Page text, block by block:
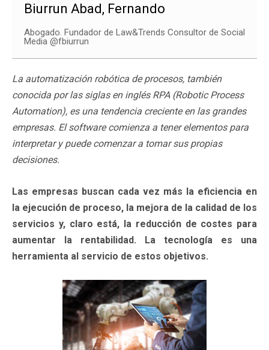
Biurrun Abad, Fernando
Abogado. Fundador de Law&Trends Consultor de Social
Media @fbiurrun
La automatización robótica de procesos, también
conocida por las siglas en inglés RPA (Robotic Process
Automation), es una tendencia creciente en las grandes
empresas. El software comienza a tener elementos para
interpretar y puede comenzar a tomar sus propias
decisiones.
Las empresas buscan cada vez más la eficiencia en
la ejecución de proceso, la mejora de la calidad de los
servicios y, claro está, la reducción de costes para
aumentar la rentabilidad. La tecnología es una
herramienta al servicio de estos objetivos.